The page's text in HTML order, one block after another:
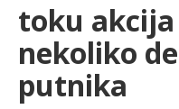
SPORT
LIFESTYLE
toku akcija
nekoliko
putnika